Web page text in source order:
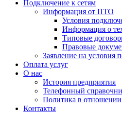
Подключение к сетям
Информация от ПТО
Условия
Информация о
Типовые
Правовые
Заявление на условия
Оплата услуг
О нас
История предприятия
Телефонный
Политика в отношении
Контакты